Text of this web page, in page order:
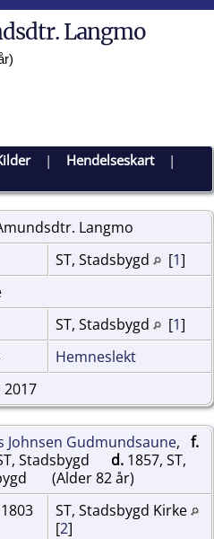
Langmo
| Hendelseskart|
Langmo
ST, Stadsbygd [1]
ST, Stadsbygd [1]
Hemneslekt
2017
Johnsen Gudmundsaune, f.
Stadsbygd
d. 1857, ST,
(Alder 82 år)
ST, Stadsbygd Kirke
[2]